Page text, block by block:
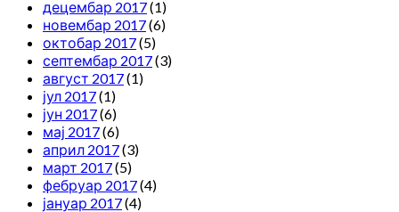
децембар 2017(1)
новембар 2017(6)
октобар 2017(5)
септембар 2017(3)
август 2017(1)
јул 2017(1)
јун 2017(6)
мај 2017(6)
април 2017(3)
март 2017(5)
фебруар 2017(4)
јануар 2017(4)